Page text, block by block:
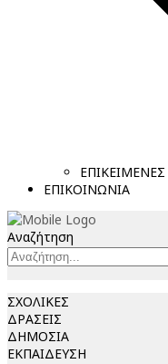
ΕΠΙΚΟΙΝΩΝΙΑ
Αναζήτηση
ΣΧΟΛΙΚΕΣ
ΔΡΑΣΕΙΣ
ΔΗΜΟΣΙΑ
ΕΚΠΑΙΔΕΥΣΗ